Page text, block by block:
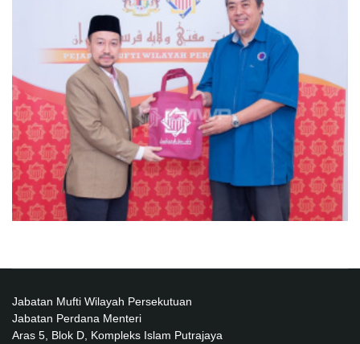
Jabatan Mufti Wilayah Persekutuan
Jabatan Perdana Menteri
Aras 5, Blok D, Kompleks Islam Putrajaya